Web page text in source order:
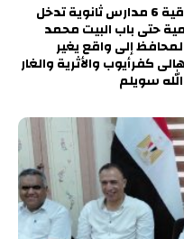
ثورة تعليمية جديدة مستمرة بالشرقية 6 مدارس ثانوية تدخل
حتى باب البيت محمد
إلى واقع يغير
كفرأيوب والأثرية والغار
سويلم